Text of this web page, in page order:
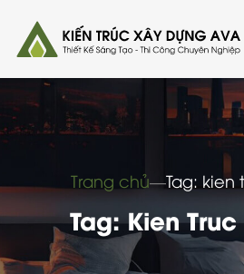
Trang chủ―Tag: kien
Tag: Kien Truc